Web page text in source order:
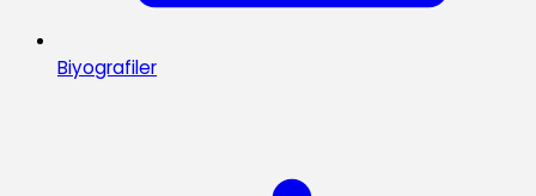
Biyografiler